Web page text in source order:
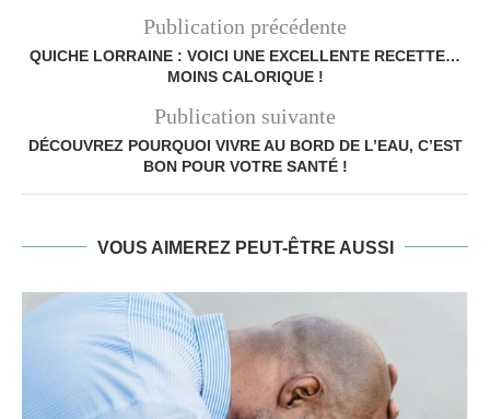
Publication précédente
QUICHE LORRAINE : VOICI UNE EXCELLENTE RECETTE…
MOINS CALORIQUE !
Publication suivante
DÉCOUVREZ POURQUOI VIVRE AU BORD DE L’EAU, C’EST
BON POUR VOTRE SANTÉ !
VOUS AIMEREZ PEUT-ÊTRE AUSSI